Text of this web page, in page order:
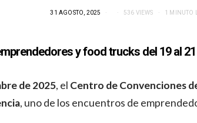
31 AGOSTO, 2025 536 VIEWS 1 MINUTO
y food trucks del 19 al
de 2025, el Centro de Convenciones
, uno de los encuentros de